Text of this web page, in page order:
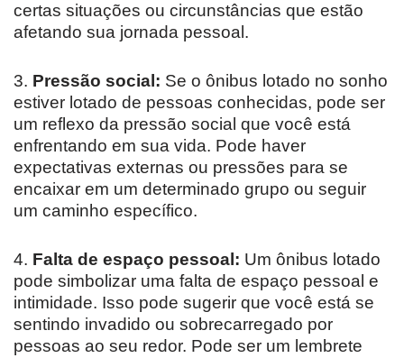
certas situações ou circunstâncias que estão
afetando sua jornada pessoal.
3. Pressão social: Se o ônibus lotado no sonho
estiver lotado de pessoas conhecidas, pode ser
um reflexo da pressão social que você está
enfrentando em sua vida. Pode haver
expectativas externas ou pressões para se
encaixar em um determinado grupo ou seguir
um caminho específico.
4. Falta de espaço pessoal: Um ônibus lotado
pode simbolizar uma falta de espaço pessoal e
intimidade. Isso pode sugerir que você está se
sentindo invadido ou sobrecarregado por
pessoas ao seu redor. Pode ser um lembrete